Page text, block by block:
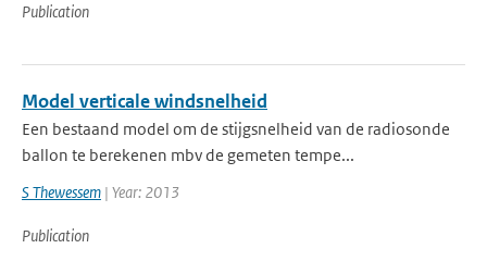
Publication
Model verticale windsnelheid
Een bestaand model om de stijgsnelheid van de radiosonde
ballon te berekenen mbv de gemeten tempe...
S Thewessem | Year: 2013
Publication